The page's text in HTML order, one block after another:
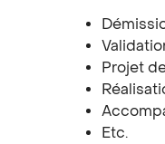
Projet
Etc.